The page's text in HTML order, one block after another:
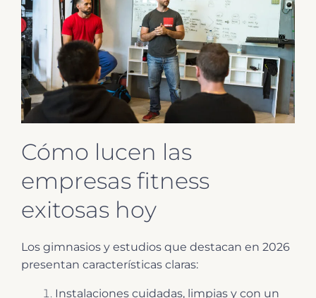
Cómo lucen las
empresas fitness
exitosas hoy
Los gimnasios y estudios que destacan en 2026
presentan características claras:
Instalaciones cuidadas, limpias y con un